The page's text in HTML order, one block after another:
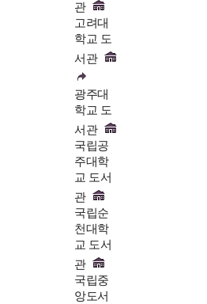
관
고려대
학교 도
서관
광주대
학교 도
서관
국립공
주대학
교 도서
관
국립순
천대학
교 도서
관
국립중
앙도서